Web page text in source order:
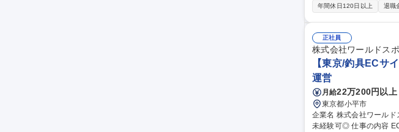
務：営業、サポート用
年間休日120日以上 退職
正社員
株式会社ワールドス
【東京/釣具ECサ
運営
月給22万200円以上
東京都小平市
企業名 株式会社ワールドスポーツ 求人名 【東京／釣具ECサイトの運用スタッフ
未経験可◎ 仕事の内容 ECサイトの制作・運用担当として以下業務をお任せします。 ■商品ページ制作・掲載：お